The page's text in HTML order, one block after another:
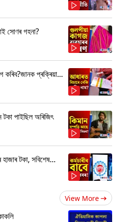
সোণৰ গহনা?
কৰিব?জানক প্ৰক্ৰিয়া...
টকা পাইছিল অৰিজিৎ
টকা, সবিশেষ...
View More